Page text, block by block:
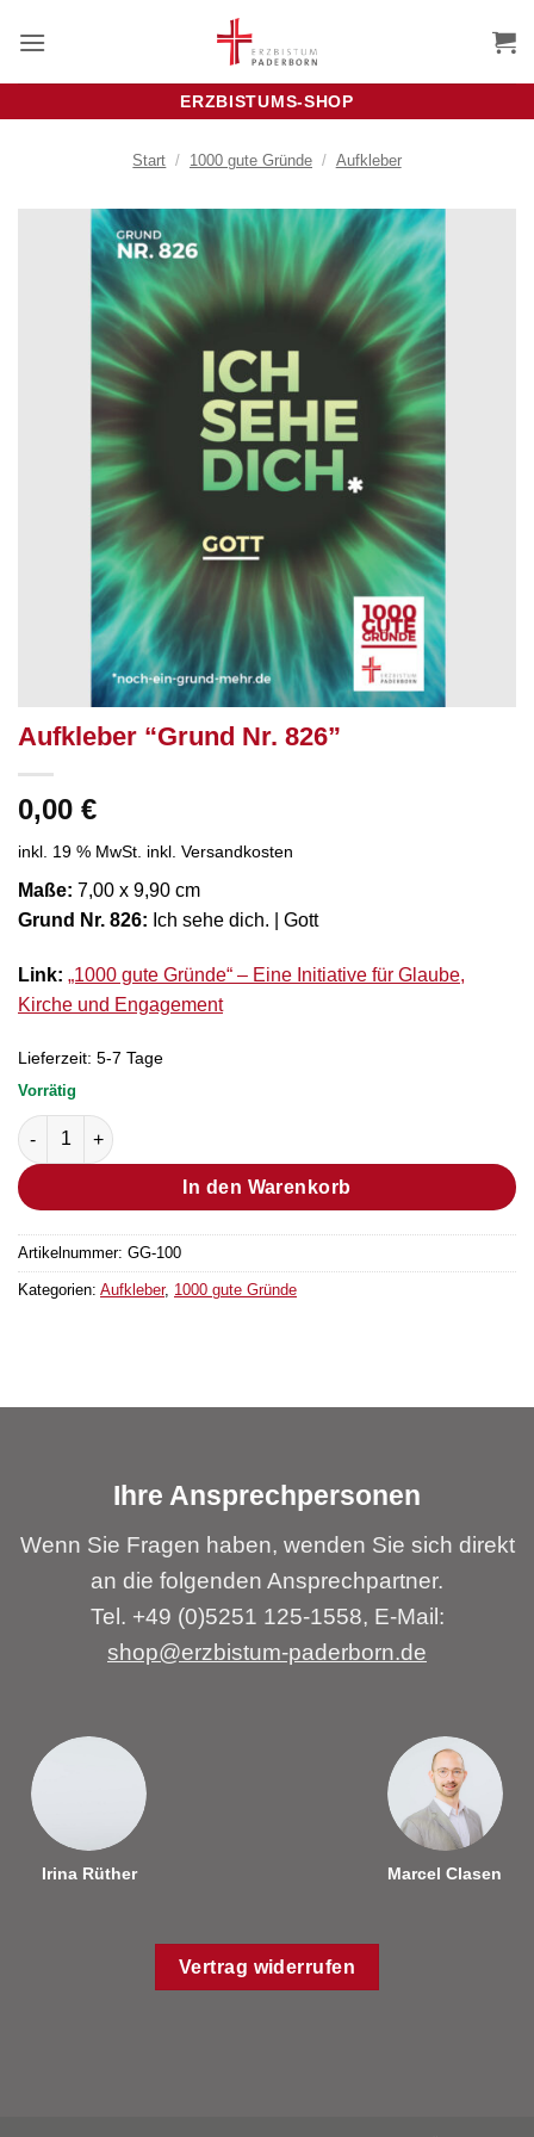
Inhalt
ERZBISTUMS-SHOP
Start / 1000 gute Gründe / Aufkleber
Aufkleber “Grund Nr. 826”
0,00 €
inkl. 19 % MwSt. inkl. Versandkosten
Maße: 7,00 x 9,90 cm
Grund Nr. 826: Ich sehe dich. | Gott
Link: „1000 gute Gründe“ – Eine Initiative für Glaube,
Kirche und Engagement
Lieferzeit: 5-7 Tage
Vorrätig
Aufkleber “Grund Nr. 826” Menge
In den Warenkorb
Artikelnummer: GG-100
Kategorien: Aufkleber, 1000 gute Gründe
Ihre Ansprechpersonen
Wenn Sie Fragen haben, wenden Sie sich direkt
an die folgenden Ansprechpartner.
Tel. +49 (0)5251 125-1558, E-Mail:
shop@erzbistum-paderborn.de
Irina Rüther Marcel Clasen
Vertrag widerrufen